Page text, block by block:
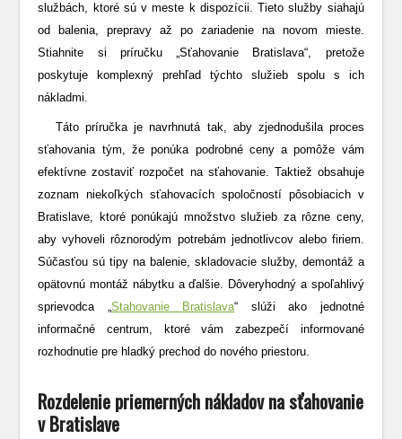
službách, ktoré sú v meste k dispozícii. Tieto služby siahajú
od balenia, prepravy až po zariadenie na novom mieste.
Stiahnite si príručku „Sťahovanie Bratislava“, pretože
poskytuje komplexný prehľad týchto služieb spolu s ich
nákladmi.
Táto príručka je navrhnutá tak, aby zjednodušila proces
sťahovania tým, že ponúka podrobné ceny a pomôže vám
efektívne zostaviť rozpočet na sťahovanie. Taktiež obsahuje
zoznam niekoľkých sťahovacích spoločností pôsobiacich v
Bratislave, ktoré ponúkajú množstvo služieb za rôzne ceny,
aby vyhoveli rôznorodým potrebám jednotlivcov alebo firiem.
Súčasťou sú tipy na balenie, skladovacie služby, demontáž a
opätovnú montáž nábytku a ďalšie. Dôveryhodný a spoľahlivý
sprievodca „Stahovanie Bratislava“ slúži ako jednotné
informačné centrum, ktoré vám zabezpečí informované
rozhodnutie pre hladký prechod do nového priestoru.
Rozdelenie priemerných nákladov na sťahovanie
v Bratislave